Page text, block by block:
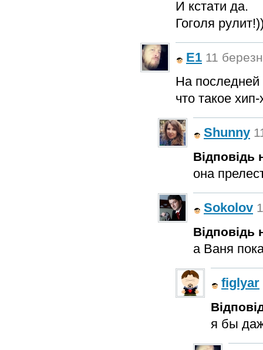
И кстати да.
Гоголя
E1 11
На последней
что такое
Shunny
Відповідь
она
Sokolov
Відповідь
а Ваня
figlyar
я бы